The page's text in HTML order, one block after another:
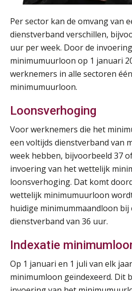
Per sector kan de omvang van
dienstverband verschillen,
uur per week. Door de
minimumuurloon op 1 januari
werknemers in alle sectoren
minimumuurloon.
Loonsverhoging
Voor werknemers die het
een voltijds dienstverband van
week hebben, bijvoorbeeld 37
invoering van het wettelijk
loonsverhoging. Dat komt
wettelijk minimumuurloon
huidige minimummaandloon bij
dienstverband van 36 uur.
Indexatie
Op 1 januari en 1 juli van elk
minimumloon geïndexeerd. Dit